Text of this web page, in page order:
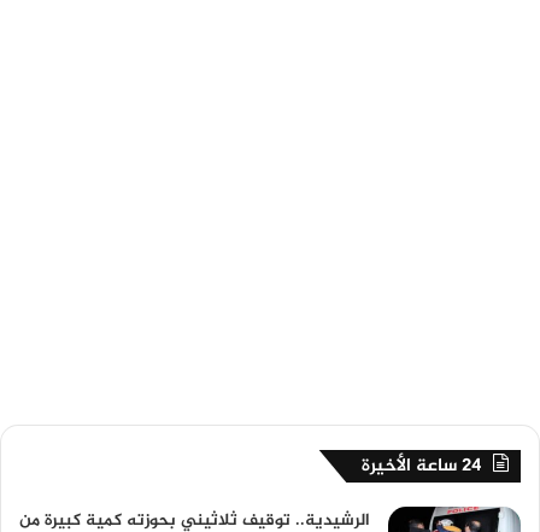
24 ساعة الأخيرة
الرشيدية.. توقيف ثلاثيني بحوزته كمية كبيرة من